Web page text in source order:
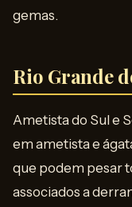
gemas.
Rio Grande
Ametista do Sul e
em ametista e
que podem pesar
associados a